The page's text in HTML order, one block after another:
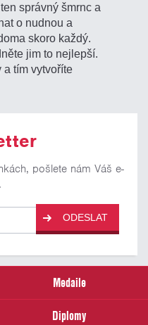
správný šmrnc a
o nudnou a
skoro každý.
jim to nejlepší.
a tím vytvoříte
pošlete nám Váš e-
ODESLAT
Medaile
Diplomy